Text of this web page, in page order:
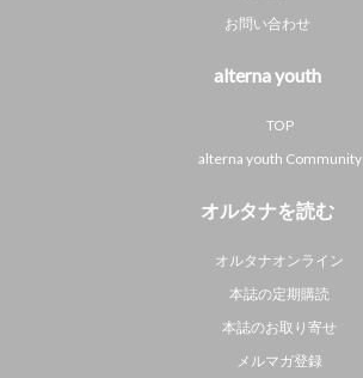
お問い合わせ
alterna youth
TOP
alterna youth Community
オルタナを読む
オルタナオンライン
本誌の定期購読
本誌のお取り寄せ
メルマガ登録